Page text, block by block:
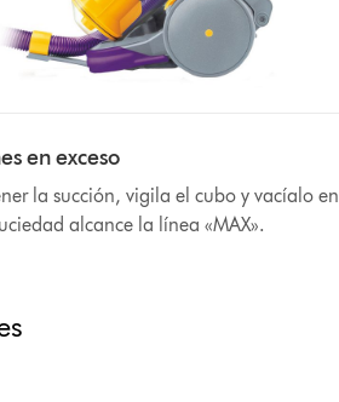
en exceso
la succión, vigila el cubo y vacíalo en
alcance la línea «MAX».